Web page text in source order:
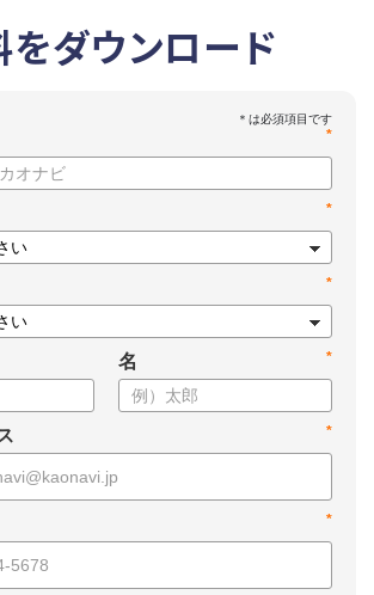
をダウンロード
*
*
*
*
名
*
*